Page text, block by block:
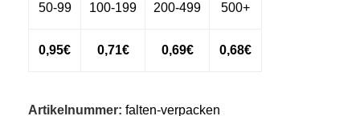
50-99 100-199 200-499 500+
0,95€ 0,71€ 0,69€ 0,68€
Artikelnummer: falten-verpacken